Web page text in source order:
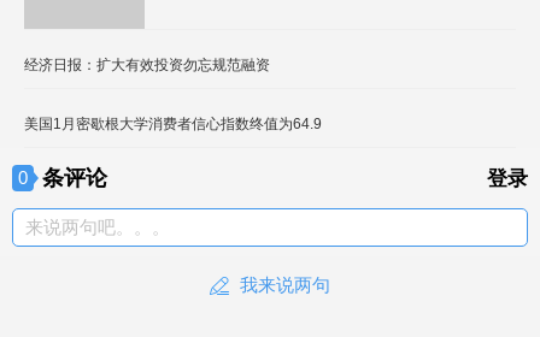
经济日报：扩大有效投资勿忘规范融资
美国1月密歇根大学消费者信心指数终值为64.9
0 条评论 登录
来说两句吧。。。
我来说两句